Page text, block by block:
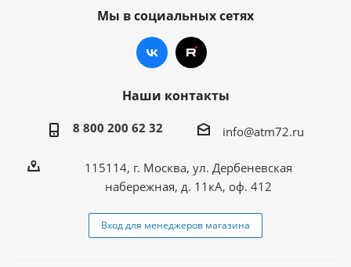
Мы в социальных сетях
Наши контакты
8 800 200 62 32 info@atm72.ru
115114, г. Москва, ул. Дербеневская
набережная, д. 11кА, оф. 412
Вход для менеджеров магазина